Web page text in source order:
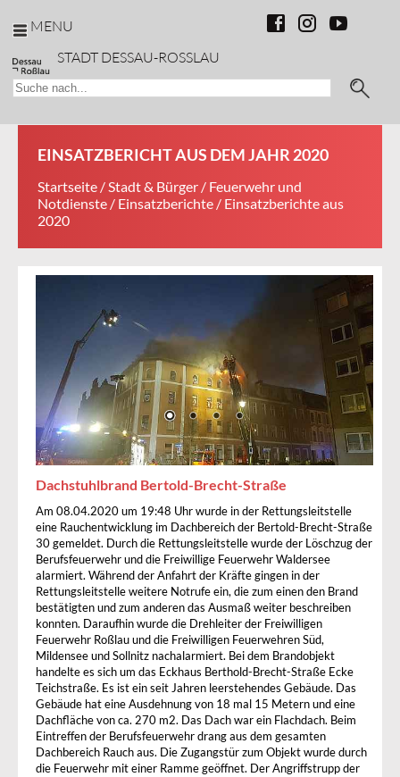
MENU
STADT DESSAU-ROSSLAU
EINSATZBERICHT AUS DEM JAHR 2020
Startseite /Stadt & Bürger / Feuerwehr und
Notdienste / Einsatzberichte / Einsatzberichte aus
2020
Dachstuhlbrand Bertold-Brecht-Straße
Am 08.04.2020 um 19:48 Uhr wurde in der Rettungsleitstelle
eine Rauchentwicklung im Dachbereich der Bertold-Brecht-Straße
30 gemeldet. Durch die Rettungsleitstelle wurde der Löschzug der
Berufsfeuerwehr und die Freiwillige Feuerwehr Waldersee
alarmiert. Während der Anfahrt der Kräfte gingen in der
Rettungsleitstelle weitere Notrufe ein, die zum einen den Brand
bestätigten und zum anderen das Ausmaß weiter beschreiben
konnten. Daraufhin wurde die Drehleiter der Freiwilligen
Feuerwehr Roßlau und die Freiwilligen Feuerwehren Süd,
Mildensee und Sollnitz nachalarmiert. Bei dem Brandobjekt
handelte es sich um das Eckhaus Berthold-Brecht-Straße Ecke
Teichstraße. Es ist ein seit Jahren leerstehendes Gebäude. Das
Gebäude hat eine Ausdehnung von 18 mal 15 Metern und eine
Dachfläche von ca. 270 m2. Das Dach war ein Flachdach. Beim
Eintreffen der Berufsfeuerwehr drang aus dem gesamten
Dachbereich Rauch aus. Die Zugangstür zum Objekt wurde durch
die Feuerwehr mit einer Ramme geöffnet. Der Angriffstrupp der